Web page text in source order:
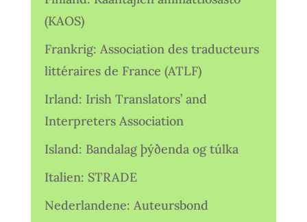
(KAOS)
Frankrig: Association des traducteurs
littéraires de France (ATLF)
Irland: Irish Translators’ and
Interpreters Association
Island: Bandalag þýðenda og túlka
Italien: STRADE
Nederlandene: Auteursbond